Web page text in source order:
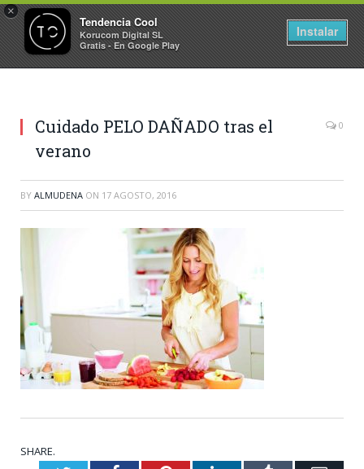
×
Tendencia Cool
Korucom Digital SL
Gratis - En Google Play
Instalar
Cuidado PELO DAÑADO tras el
verano
0
BY ALMUDENA ON 17 AGOSTO, 2016
SHARE.